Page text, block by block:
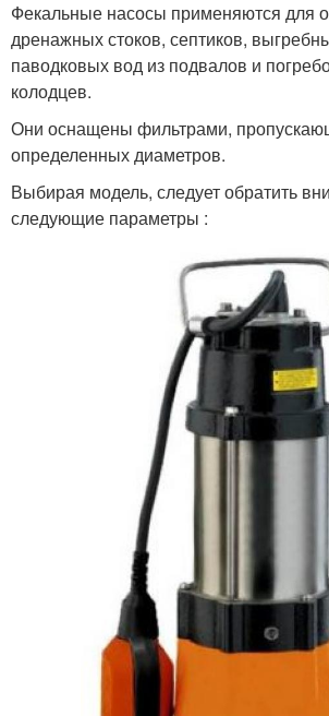
Фекальные насосы применяются для
дренажных стоков, септиков,
паводковых вод из подвалов и
колодцев.
Они оснащены фильтрами,
определенных диаметров.
Выбирая модель, следует обратить
следующие параметры :